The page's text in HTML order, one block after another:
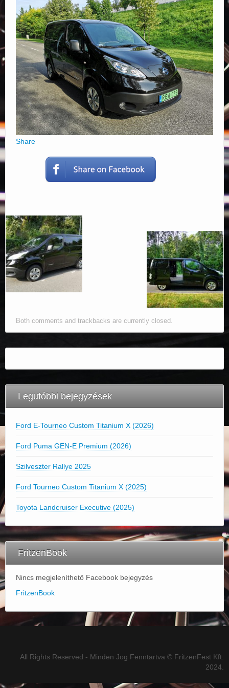
Elérhetőségek
Share
Both comments and trackbacks are currently closed.
Legutóbbi bejegyzések
Ford E-Tourneo Custom Titanium X (2026)
Ford Puma GEN-E Premium (2026)
Szilveszter Rallye 2025
Ford Tourneo Custom Titanium X (2025)
Toyota Landcruiser Executive (2025)
FritzenBook
Nincs megjeleníthető Facebook bejegyzés
FritzenBook
All Rights Reserved - Minden Jog Fenntartva © FritzenFest Kft.
2024.